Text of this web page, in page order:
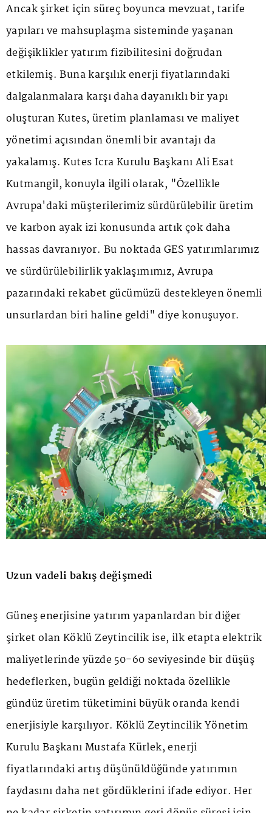
Ancak şirket için süreç boyunca mevzuat, tarife
yapıları ve mahsuplaşma sisteminde yaşanan
değişiklikler yatırım fizibilitesini doğrudan
etkilemiş. Buna karşılık enerji fiyatlarındaki
dalgalanmalara karşı daha dayanıklı bir yapı
oluşturan Kutes, üretim planlaması ve maliyet
yönetimi açısından önemli bir avantajı da
yakalamış. Kutes İcra Kurulu Başkanı Ali Esat
Kutmangil, konuyla ilgili olarak, "Özellikle
Avrupa'daki müşterilerimiz sürdürülebilir üretim
ve karbon ayak izi konusunda artık çok daha
hassas davranıyor. Bu noktada GES yatırımlarımız
ve sürdürülebilirlik yaklaşımımız, Avrupa
pazarındaki rekabet gücümüzü destekleyen önemli
unsurlardan biri haline geldi" diye konuşuyor.
Uzun vadeli bakış değişmedi
Güneş enerjisine yatırım yapanlardan bir diğer
şirket olan Köklü Zeytincilik ise, ilk etapta elektrik
maliyetlerinde yüzde 50-60 seviyesinde bir düşüş
hedeflerken, bugün geldiği noktada özellikle
gündüz üretim tüketimini büyük oranda kendi
enerjisiyle karşılıyor. Köklü Zeytincilik Yönetim
Kurulu Başkanı Mustafa Kürlek, enerji
fiyatlarındaki artış düşünüldüğünde yatırımın
faydasını daha net gördüklerini ifade ediyor. Her